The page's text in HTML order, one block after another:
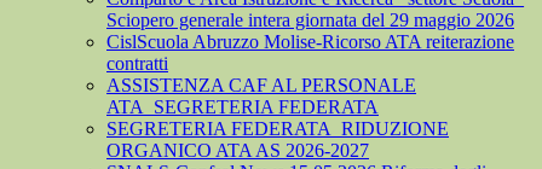
Sciopero generale intera giornata del 29 maggio 2026
CislScuola Abruzzo Molise-Ricorso ATA reiterazione
contratti
ASSISTENZA CAF AL PERSONALE
ATA_SEGRETERIA FEDERATA
SEGRETERIA FEDERATA_RIDUZIONE
ORGANICO ATA AS 2026-2027